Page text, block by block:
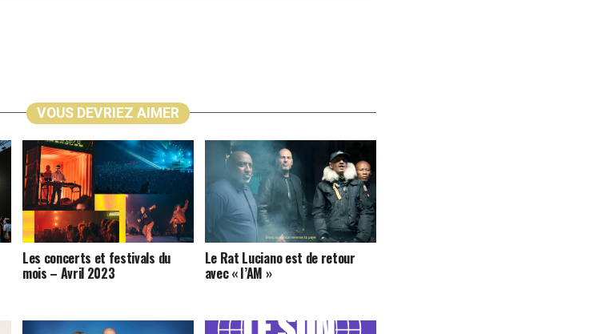
VOUS DEVRIEZ AIMER
Les concerts et festivals du
mois – Avril 2023
Le Rat Luciano est de retour
avec « I’AM »